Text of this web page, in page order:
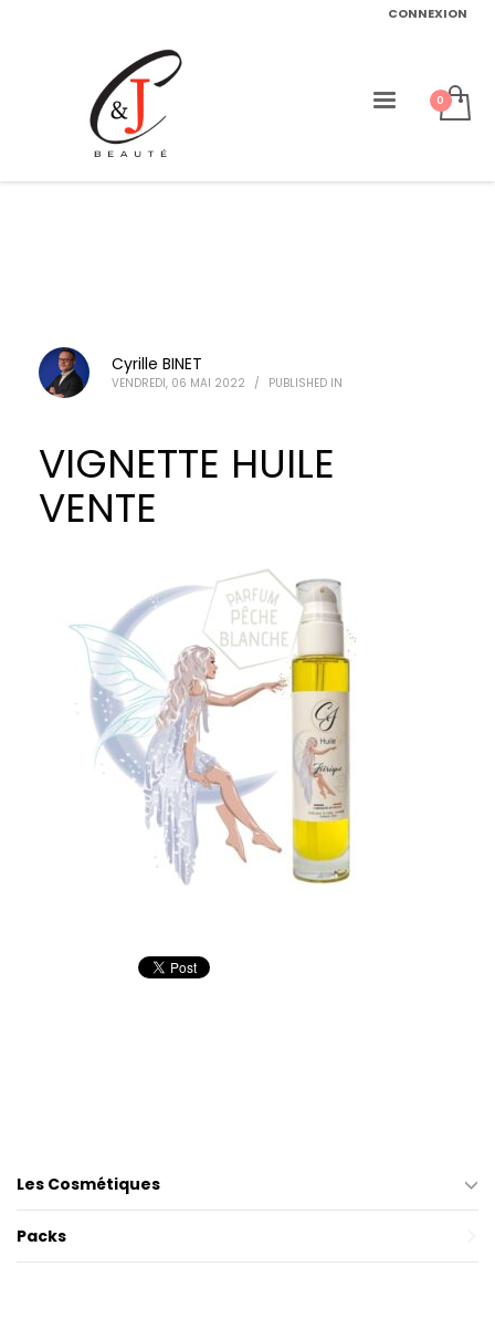
CONNEXION
Cyrille BINET
VENDREDI, 06 MAI 2022 / PUBLISHED IN
VIGNETTE HUILE
VENTE
Les Cosmétiques
Packs